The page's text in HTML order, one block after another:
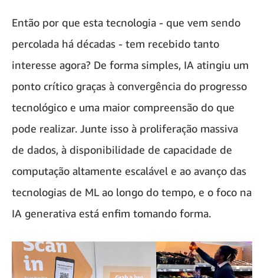
Então por que esta tecnologia - que vem sendo
percolada há décadas - tem recebido tanto
interesse agora? De forma simples, IA atingiu um
ponto crítico graças à convergência do progresso
tecnológico e uma maior compreensão do que
pode realizar. Junte isso à proliferação massiva
de dados, à disponibilidade de capacidade de
computação altamente escalável e ao avanço das
tecnologias de ML ao longo do tempo, e o foco na
IA generativa está enfim tomando forma.